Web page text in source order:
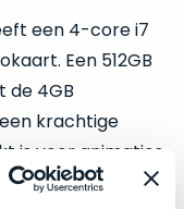
een 4-core i7
Een 512GB
de 4GB
krachtige
is voor animaties,
Kies je voor